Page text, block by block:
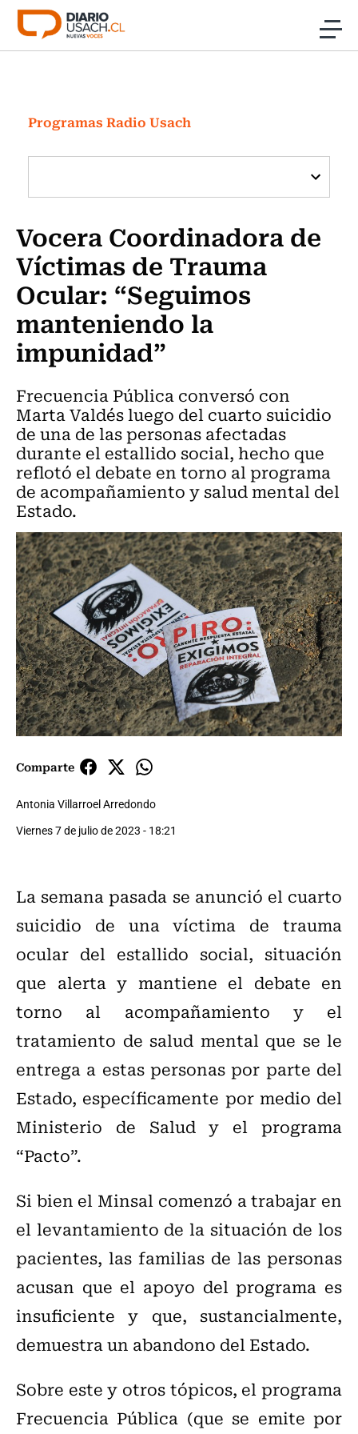
Click acá para ir directamente al contenido
Investigación
Cultura
Programas Radio y TV Usach
Programas Radio Usach
Vocera Coordinadora de
Víctimas de Trauma
Ocular: “Seguimos
manteniendo la
impunidad”
Frecuencia Pública conversó con
Marta Valdés luego del cuarto suicidio
de una de las personas afectadas
durante el estallido social, hecho que
reflotó el debate en torno al programa
de acompañamiento y salud mental del
Estado.
Comparte
Antonia Villarroel Arredondo
Viernes 7 de julio de 2023 - 18:21
La semana pasada se anunció el cuarto
suicidio de una víctima de trauma
ocular del estallido social, situación
que alerta y mantiene el debate en
torno al acompañamiento y el
tratamiento de salud mental que se le
entrega a estas personas por parte del
Estado, específicamente por medio del
Ministerio de Salud y el programa
“Pacto”.
Si bien el Minsal comenzó a trabajar en
el levantamiento de la situación de los
pacientes, las familias de las personas
acusan que el apoyo del programa es
insuficiente y que, sustancialmente,
demuestra un abandono del Estado.
Sobre este y otros tópicos, el programa
Frecuencia Pública (que se emite por